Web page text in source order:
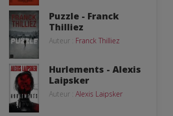
Puzzle - Franck
Thilliez
Auteur : Franck Thilliez
Hurlements - Alexis
Laipsker
Auteur : Alexis Laipsker